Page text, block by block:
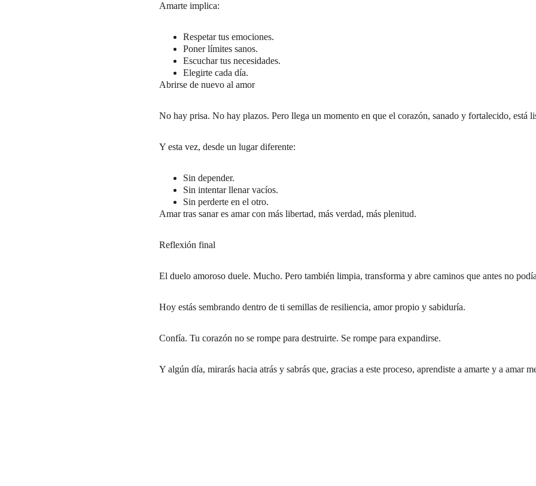
Amarte implica:
Respetar tus emociones.
Poner límites sanos.
Escuchar tus necesidades.
Elegirte cada día.
Abrirse de nuevo al amor
No hay prisa. No hay plazos. Pero llega un momento en que el corazón, sanado y fortalecido, está
Y esta vez, desde un lugar diferente:
Sin depender.
Sin intentar llenar vacíos.
Sin perderte en el otro.
Amar tras sanar es amar con más libertad, más verdad, más plenitud.
Reflexión final
El duelo amoroso duele. Mucho. Pero también limpia, transforma y abre caminos que antes no
Hoy estás sembrando dentro de ti semillas de resiliencia, amor propio y sabiduría.
Confía. Tu corazón no se rompe para destruirte. Se rompe para expandirse.
Y algún día, mirarás hacia atrás y sabrás que, gracias a este proceso, aprendiste a amarte y a amar